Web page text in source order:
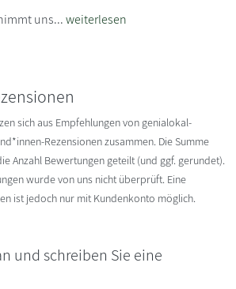
uns...weiterlesen
sich aus Empfehlungen von genialokal-
Rezensionen zusammen. Die Summe
Anzahl Bewertungen geteilt (und ggf. gerundet).
wurde von uns nicht überprüft. Eine
ist jedoch nur mit Kundenkonto möglich.
und schreiben Sie eine